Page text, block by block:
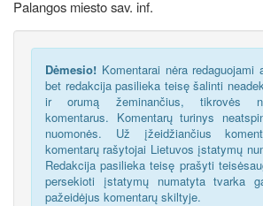
Palangos miesto sav. inf.
Dėmesio! Komentarai nėra redaguojami
bet redakcija pasilieka teisę šalinti
ir orumą žeminančius, tikrovės
komentarus. Komentarų turinys
nuomonės. Už įžeidžiančius
komentarų rašytojai Lietuvos įstatymų
Redakcija pasilieka teisę prašyti
persekioti įstatymų numatyta tvarka
pažeidėjus komentarų skiltyje.